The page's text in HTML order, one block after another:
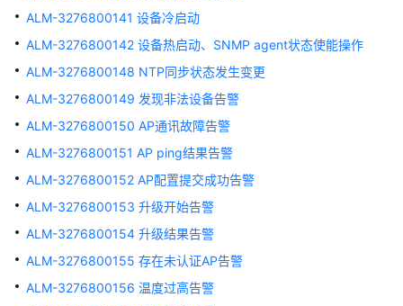
警
303046664
PD
拔
告
警
303046663
PD
分
ALM-3276800141 设备冷启动
ALM-3276800142 设备热启动、SNMP agent状态使能操作
ALM-3276800148 NTP同步状态发生变更
ALM-3276800149 发现非法设备告警
ALM-3276800150 AP通讯故障告警
ALM-3276800151 AP ping结果告警
ALM-3276800152 AP配置提交成功告警
ALM-3276800153 升级开始告警
ALM-3276800154 升级结果告警
ALM-3276800155 存在未认证AP告警
ALM-3276800156 温度过高告警